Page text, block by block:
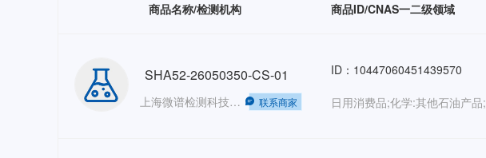
商品名称/检测机构 商品ID/CNAS一二级领域
SHA52-26050350-CS-01
上海微谱检测科技集团股份有限公司——销售部 联系商家
ID：10447060451439570
日用消费品;化学:其他石油产品;